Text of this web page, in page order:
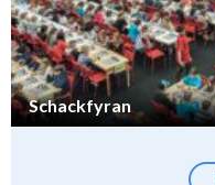
Schackfyran